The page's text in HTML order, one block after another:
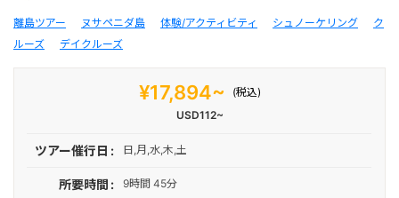
離島ツアー ヌサペニダ島 体験/アクティビティ シュノーケリング
ク
ルーズ
デイクルーズ
¥17,894~
(税込)
USD112~
ツアー催行日 日,月,水,木,土
所要時間 9時間 45分
VIPアシスト
ガポール 午前発半日観光
サイクリング
ドルフィンウォッチ
タナトラジャ